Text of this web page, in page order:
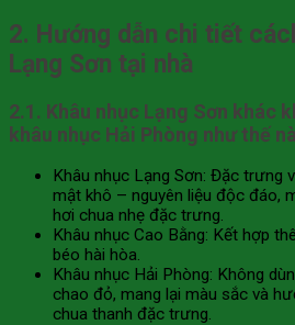
2. Hướng dẫn chi tiết
Lạng Sơn tại nhà
2.1. Khâu nhục Lạng Sơn khác
khâu nhục Hải Phòng như thế
Khâu nhục Lạng Sơn: Đặc trưng
mật khô – nguyên liệu độc đáo,
hơi chua nhẹ đặc trưng.
Khâu nhục Cao Bằng: Kết hợp
béo hài hòa.
Khâu nhục Hải Phòng: Không
chao đỏ, mang lại màu sắc và
chua thanh đặc trưng.